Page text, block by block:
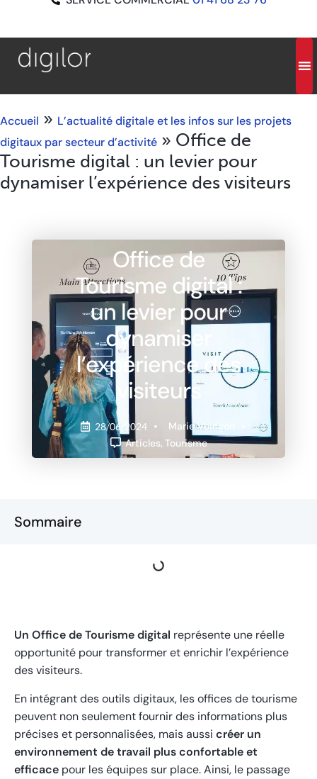
Accueil » L’actualité digitale et les infos sur les projets
digitaux par secteur d’activité » Office de
Tourisme digital : un levier pour
dynamiser l’expérience des visiteurs
Office de
Tourisme digital :
un levier pour
dynamiser
l’expérience des
visiteurs
28/06/2024
Marie Voinçon
Articles, Tourisme
Sommaire
Un Office de Tourisme digital représente une réelle
opportunité pour transformer et enrichir l’expérience
des visiteurs.
En intégrant des outils digitaux, les offices de tourisme
peuvent non seulement fournir des informations plus
précises et personnalisées, mais aussi créer un
environnement de travail plus confortable et
efficace pour les équipes sur place. Ainsi, le passage